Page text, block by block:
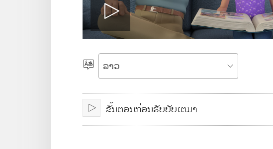
P
l
a
ເ
ອ
ກ
ພ
ເ
ປີ
ຂັ້ນຕອນກ່ອນຮັບບັບເຕມາ